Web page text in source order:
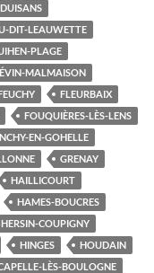
DUISANS
DIT-LEAUWETTE
PLAGE
ÉVIN-MALMAISON
FLEURBAIX
FOUQUIÈRES-LÈS-LENS
EN-GOHELLE
GRENAY
HAILLICOURT
HAMES-BOUCRES
HERSIN-COUPIGNY
HINGES
HOUDAIN
LÈS-BOULOGNE